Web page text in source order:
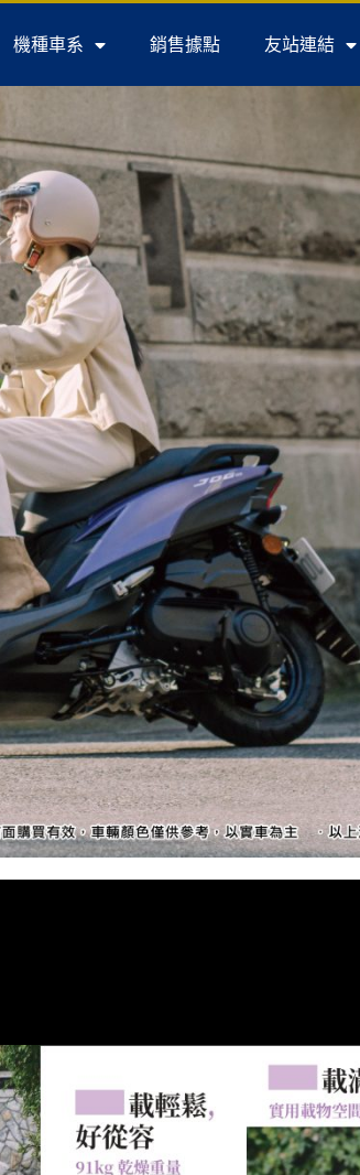
機種車系 銷售據點 友站連結